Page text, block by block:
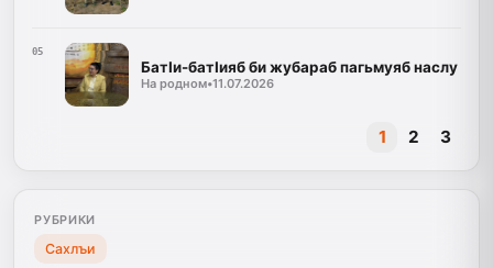
05
БатӀи-батӀияб би жубараб пагьмуяб наслу
На родном•11.07.2026
1 2 3
РУБРИКИ
Сахлъи